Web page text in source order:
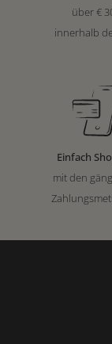
über €
innerhalb
Einfach
mit den